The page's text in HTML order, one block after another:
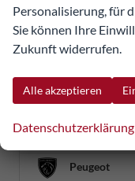
Mitsubishi
Nissan
Omoda
Opel
Peugeot
Personalisierung, für
Sie können Ihre
Zukunft widerrufen.
Alle akzeptieren
Datenschutzerklärung